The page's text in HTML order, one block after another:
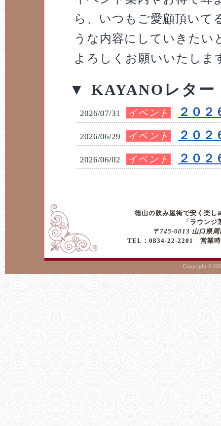
ら、いつもご愛顧頂いて
うな内容にしていきたい
よろしくお願いいたしま
▼ KAYANOレター
2026/07/31 イベント ２０２
2026/06/29 イベント ２０２
2026/06/02 イベント ２０２
徳山の飲み屋街で安く楽し
「ラウン
〒745-0013 山口県
TEL：0834-22-2201 営業
Copyright ©